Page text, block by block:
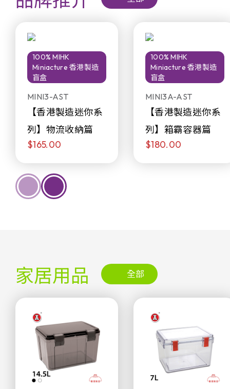
100% MIHK
Miniacture 香港製造
盲盒
MINI3-AST
【香港製造迷你系
列】物流收納篇
$165.00
100% MIHK
Miniacture 香港製造
盲盒
MINI3A-AST
【香港製造迷你系
列】箱霸容器篇
$180.00
家居用品 全部